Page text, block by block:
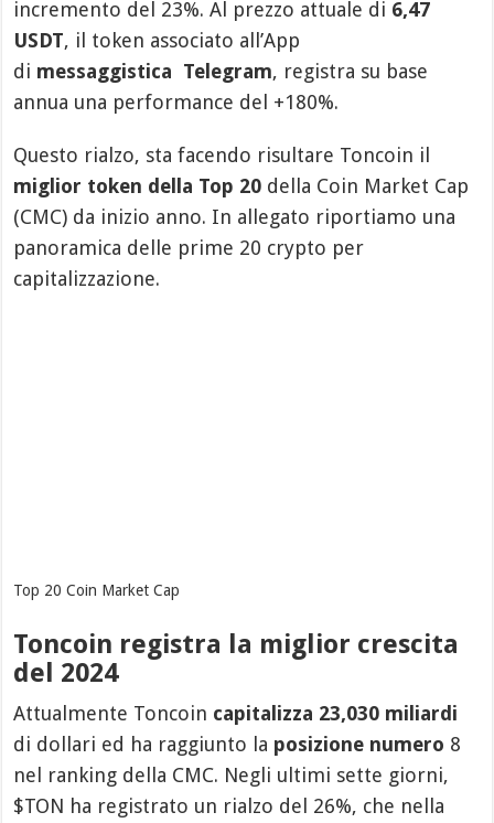
incremento del 23%. Al prezzo attuale di 6,47
USDT, il token associato all’App
di messaggistica Telegram, registra su base
annua una performance del +180%.
Questo rialzo, sta facendo risultare Toncoin il
miglior token della Top 20 della Coin Market Cap
(CMC) da inizio anno. In allegato riportiamo una
panoramica delle prime 20 crypto per
capitalizzazione.
Top 20 Coin Market Cap
Toncoin registra la miglior crescita
del 2024
Attualmente Toncoin capitalizza 23,030 miliardi
di dollari ed ha raggiunto la posizione numero 8
nel ranking della CMC. Negli ultimi sette giorni,
$TON ha registrato un rialzo del 26%, che nella